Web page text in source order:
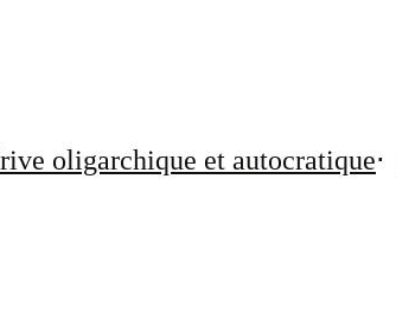
oligarchique et autocratique